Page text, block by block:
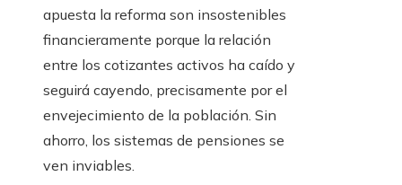
apuesta la reforma son insostenibles
financieramente porque la relación
entre los cotizantes activos ha caído y
seguirá cayendo, precisamente por el
envejecimiento de la población. Sin
ahorro, los sistemas de pensiones se
ven inviables.